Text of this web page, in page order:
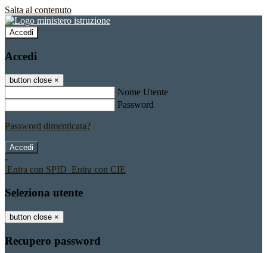
Salta al contenuto
Accedi
Accedi
button close ×
Nome Utente
Password
Password dimenticata?
-
Entra con SPID Entra con CIE
Seleziona utente
button close ×
Recupero password